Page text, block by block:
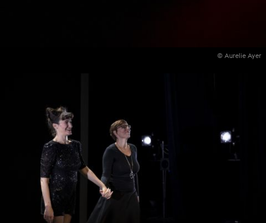
© Aurelie Ayer